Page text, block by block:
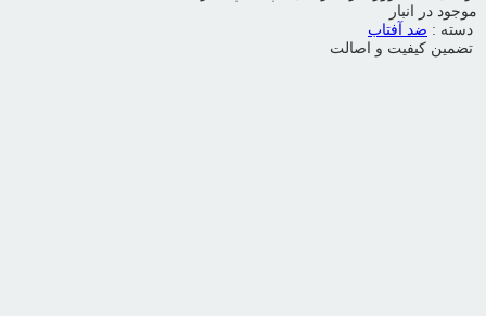
موجود در انبار
دسته : ضد آفتاب
تضمین کیفیت و اصالت